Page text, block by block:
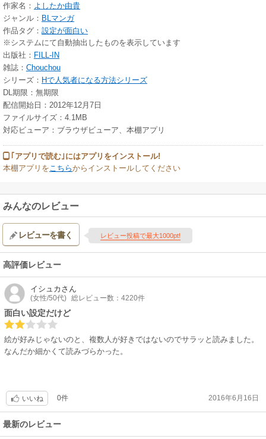
作家名： よしたか由貴
ジャンル： BLマンガ
作品タグ： 設定が面白い
※システムにて自動抽出したものを表示しています
出版社： FILL-IN
雑誌： Chouchou
シリーズ： Hで人気者になる方法シリーズ
DL期限：無期限
配信開始日：2012年12月7日
ファイルサイズ：4.1MB
対応ビューア：ブラウザビューア、本棚アプリ
｢アプリで読む｣にはアプリをインストール!
本棚アプリを こちらからインストールしてください
みんなのレビュー
レビューを書く レビュー投稿で最大1000pt!
高評価レビュー
イシュカ さん
(女性/50代) 総レビュー数：4220件
面白い設定だけど
絵が好みじゃないのと、複数人が好きではないのでサラッと読みました。
なんだか細かくて読みづらかった。
いいね 0件 2016年6月16日
最新のレビュー